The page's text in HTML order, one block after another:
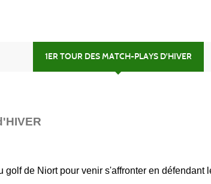
1ER TOUR DES MATCH-PLAYS D'HIVER
de Niort pour venir s'affronter en défendant